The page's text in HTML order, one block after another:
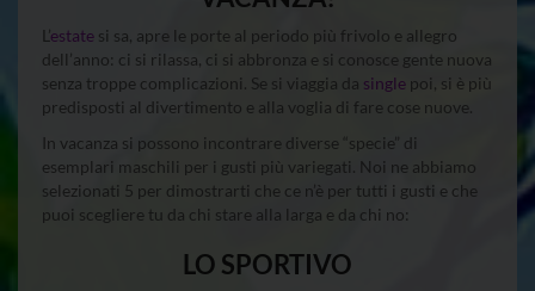
L’estate si sa, apre le porte al periodo più frivolo e allegro
dell’anno: ci si rilassa, ci si abbronza e si conosce gente nuova
senza troppe complicazioni. Se si viaggia da single poi, si è più
predisposti al divertimento e alla voglia di fare cose nuove.
новые
In vacanza si possono incontrare diverse “specie” di
esemplari maschili per i gusti più variegati. Noi ne abbiamo
selezionati 5 per dimostrarti che ce n’è per tutti i gusti e che
puoi scegliere tu da chi stare alla larga e da chi no:
LO SPORTIVO